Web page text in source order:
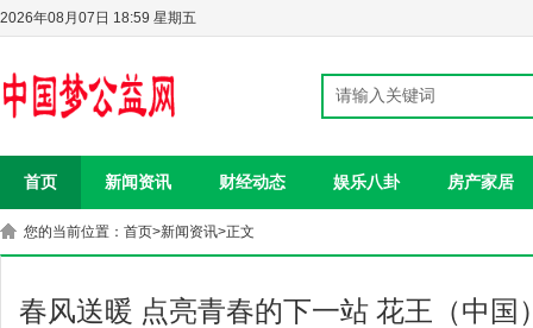
2026年08月07日 18:59 星期五
首页 新闻资讯 财经动态 娱乐八卦 房产家居
您的当前位置： 首页>新闻资讯>正文
春风送暖 点亮青春的下一站 花王（中国